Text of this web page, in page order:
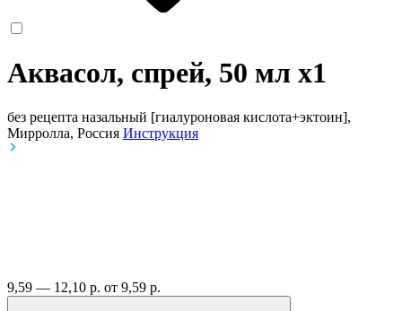
Аквасол, спрей, 50 мл x1
без рецепта назальный [гиалуроновая кислота+эктоин],
Мирролла, Россия Инструкция
9,59 — 12,10 р. от 9,59 р.